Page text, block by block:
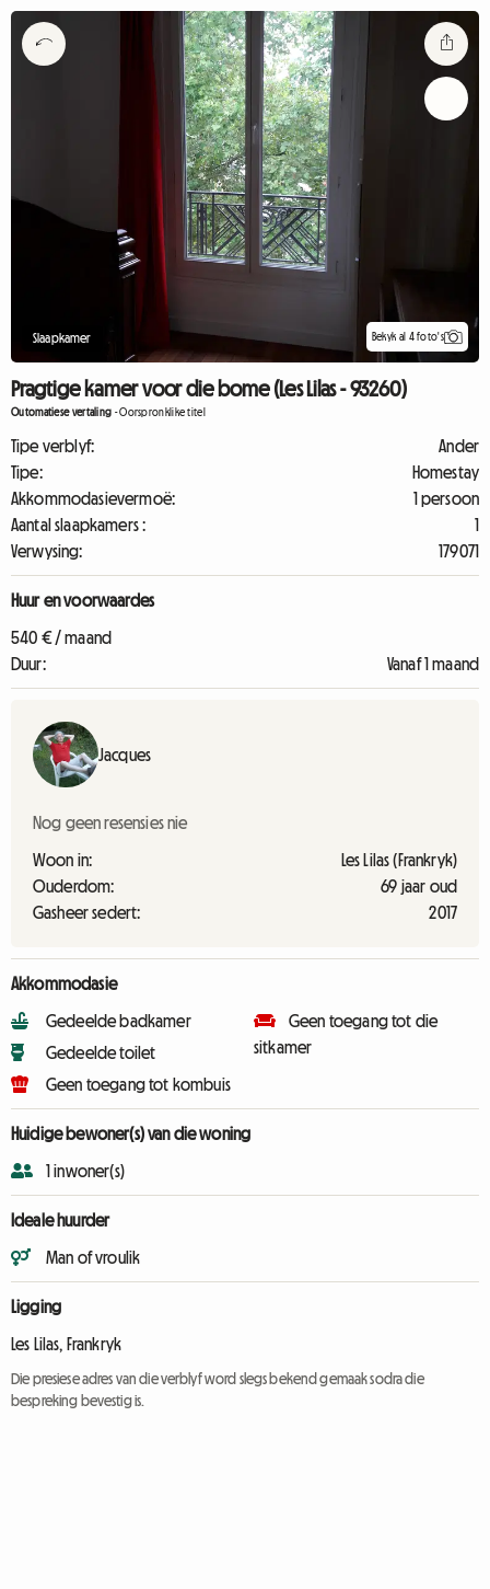
Slaapkamer Bekyk al 4 foto's
Pragtige kamer voor die bome (Les Lilas - 93260)
Outomatiese vertaling -Oorspronklike titel
Tipe verblyf:
Ander
Tipe:
Homestay
Akkommodasievermoë:
1 persoon
Aantal slaapkamers :
1
Verwysing:
179071
Huur en voorwaardes
540 € / maand
Duur:
Vanaf 1 maand
Jacques
Nog geen resensies nie
Woon in:
Les Lilas (Frankryk)
Ouderdom:
69 jaar oud
Gasheer sedert:
2017
Akkommodasie
Gedeelde badkamer
Gedeelde toilet
Geen toegang tot kombuis
Geen toegang tot die
sitkamer
Huidige bewoner(s) van die woning
1 inwoner(s)
Ideale huurder
Man of vroulik
Ligging
Les Lilas, Frankryk
Die presiese adres van die verblyf word slegs bekend gemaak sodra die
bespreking bevestig is.